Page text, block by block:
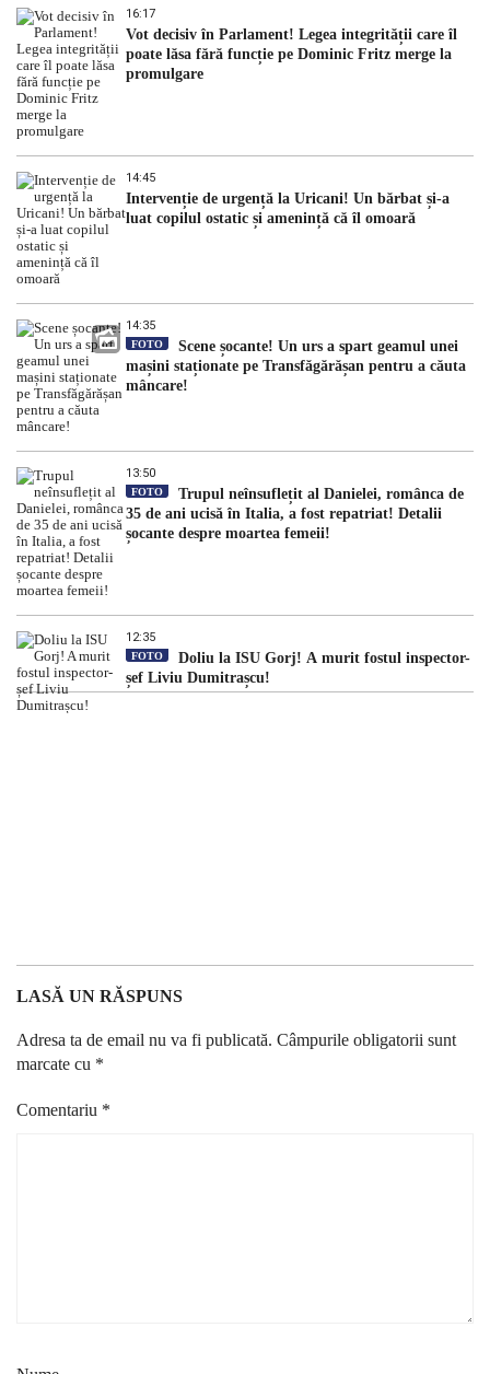
16:17
Vot decisiv în Parlament! Legea integrității care îl
poate lăsa fără funcție pe Dominic Fritz merge la
promulgare
14:45
Intervenție de urgență la Uricani! Un bărbat și-a
luat copilul ostatic și amenință că îl omoară
14:35
FOTO
Scene șocante! Un urs a spart geamul unei
mașini staționate pe Transfăgărășan pentru a căuta
mâncare!
13:50
FOTO
Trupul neînsuflețit al Danielei, românca de
35 de ani ucisă în Italia, a fost repatriat! Detalii
șocante despre moartea femeii!
12:35
FOTO
Doliu la ISU Gorj! A murit fostul inspector-
șef Liviu Dumitrașcu!
LASĂ UN RĂSPUNS
Adresa ta de email nu va fi publicată. Câmpurile obligatorii sunt
marcate cu *
Comentariu *